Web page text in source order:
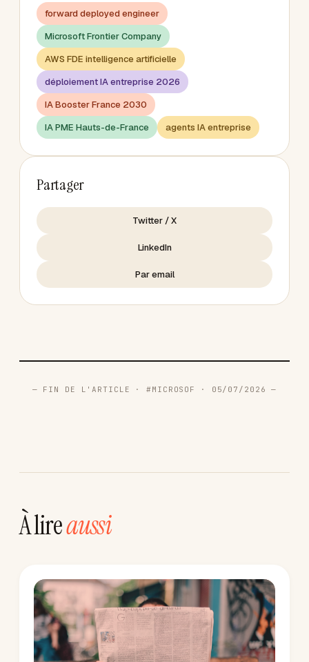
forward deployed engineer
Microsoft Frontier Company
AWS FDE intelligence artificielle
déploiement IA entreprise 2026
IA Booster France 2030
IA PME Hauts-de-France
agents IA entreprise
Partager
Twitter / X
LinkedIn
Par email
— FIN DE L'ARTICLE · #MICROSOF · 05/07/2026 —
À lireaussi